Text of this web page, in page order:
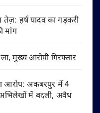
हर्ष यादव का गड़करी
मांग
मुख्य आरोपी गिरफ्तार
आरोप: अकबरपुर में 4
अभिलेखों में बदली, अवैध